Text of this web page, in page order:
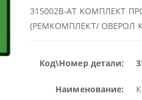
315002B-AT КОМПЛЕКТ
(РЕМКОМПЛЕКТ/ ОВЕРОЛ
Код\Номер детали:
Наименование: